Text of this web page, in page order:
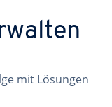
mit Lösungen